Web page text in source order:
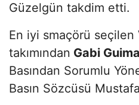
Güzelgün takdim etti.
En iyi smaçörü seçilen
takımından Gabi
Basından Sorumlu
Basın Sözcüsü